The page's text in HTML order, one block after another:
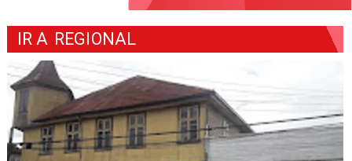
IR A REGIONAL